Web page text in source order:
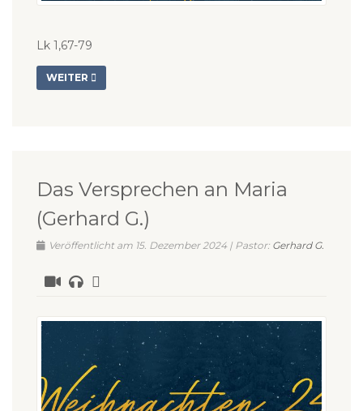
Lk 1,67-79
WEITER
Das Versprechen an Maria
(Gerhard G.)
Veröffentlicht am 15. Dezember 2024 | Pastor: Gerhard G.